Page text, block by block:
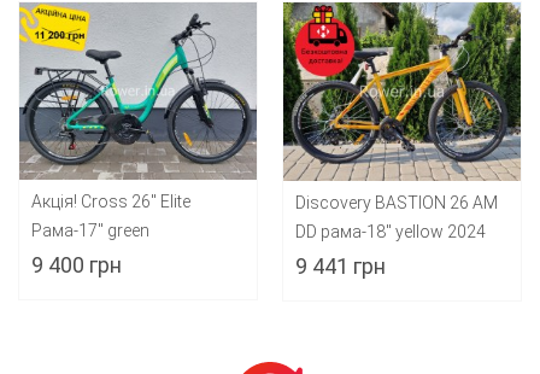
Акція! Cross 26" Elite
Рама-17" green
9 400 грн
Discovery BASTION 26 AM
DD рама-18" yellow 2024
9 441 грн